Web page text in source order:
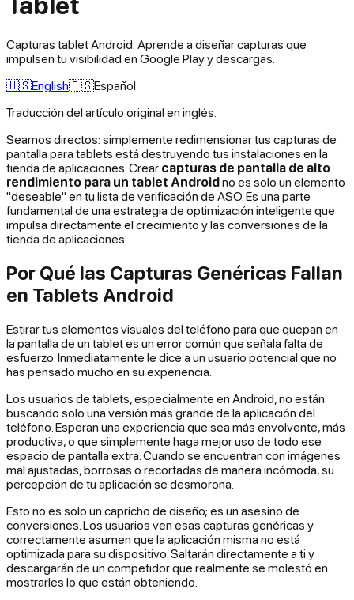
Capturas tablet Android: Aprende a diseñar capturas que
impulsen tu visibilidad en Google Play y descargas.
🇺🇸English🇪🇸Español
Traducción del artículo original en inglés.
Seamos directos: simplemente redimensionar tus capturas de
pantalla para tablets está destruyendo tus instalaciones en la
tienda de aplicaciones. Crear capturas de pantalla de alto
rendimiento para un tablet Androidno es solo un elemento
"deseable" en tu lista de verificación de ASO. Es una parte
fundamental de una estrategia de optimización inteligente que
impulsa directamente el crecimiento y las conversiones de la
tienda de aplicaciones.
Por Qué las Capturas Genéricas Fallan
en Tablets Android
Estirar tus elementos visuales del teléfono para que quepan en
la pantalla de un tablet es un error común que señala falta de
esfuerzo. Inmediatamente le dice a un usuario potencial que no
has pensado mucho en su experiencia.
Los usuarios de tablets, especialmente en Android, no están
buscando solo una versión más grande de la aplicación del
teléfono. Esperan una experiencia que sea más envolvente, más
productiva, o que simplemente haga mejor uso de todo ese
espacio de pantalla extra. Cuando se encuentran con imágenes
mal ajustadas, borrosas o recortadas de manera incómoda, su
percepción de tu aplicación se desmorona.
Esto no es solo un capricho de diseño; es un asesino de
conversiones. Los usuarios ven esas capturas genéricas y
correctamente asumen que la aplicación misma no está
optimizada para su dispositivo. Saltarán directamente a ti y
descargarán de un competidor que realmente se molestó en
mostrarles lo que están obteniendo.